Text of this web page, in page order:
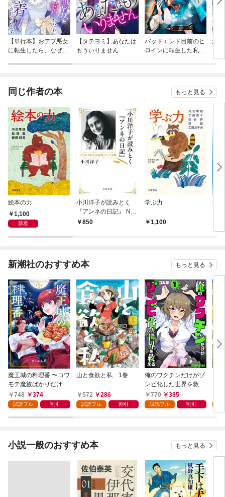
【単行本】おデブ悪女
に転生したら、なぜか
【タテヨミ】あなたは
もういりません
バッドエンド目前のヒ
ロインに転生した私、
結
同じ作者の本 もっと見る
絵本の力
1,100
新着
小川洋子が読みとく
『アンネの日記』 NH
K「100分de名著」ブ
850
学ぶ力
1,100
笑
新潮社のおすすめ本 もっと見る
魔王城の料理番 〜コワ
モテ魔族ばかりだけ
ど、ホワイトな職場で
す〜 1巻
748 374
試読フル 割引
山と食欲と私 1巻
572 286
試読フル 割引
俺のワクチンだけがゾ
ンビ化した世界を救え
る 1巻
770 385
試読フル 割引
小説一般のおすすめ本 もっと見る